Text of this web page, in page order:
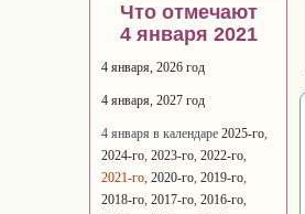
Что отмечают
4 января 2021
4 января, 2026 год
4 января, 2027 год
4 января в календаре 2025-го,
2024-го, 2023-го, 2022-го,
2021-го, 2020-го, 2019-го,
2018-го, 2017-го, 2016-го,